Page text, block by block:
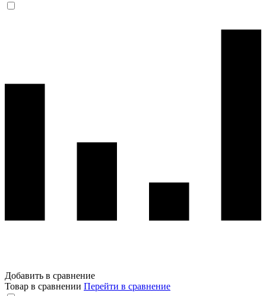
Добавить в сравнение
Товар в сравнении Перейти в сравнение